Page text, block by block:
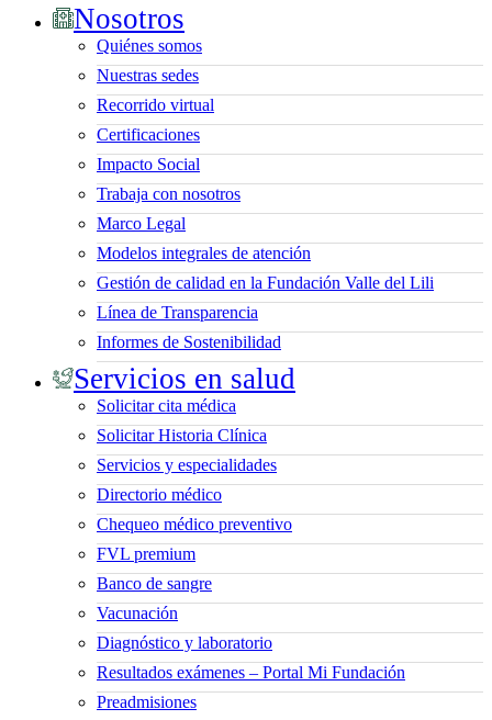
Nosotros
Quiénes somos
Nuestras sedes
Recorrido virtual
Certificaciones
Impacto Social
Trabaja con nosotros
Marco Legal
Modelos integrales de atención
Gestión de calidad en la Fundación Valle del Lili
Línea de Transparencia
Informes de Sostenibilidad
Servicios en salud
Solicitar cita médica
Solicitar Historia Clínica
Servicios y especialidades
Directorio médico
Chequeo médico preventivo
FVL premium
Banco de sangre
Vacunación
Diagnóstico y laboratorio
Resultados exámenes – Portal Mi Fundación
Preadmisiones